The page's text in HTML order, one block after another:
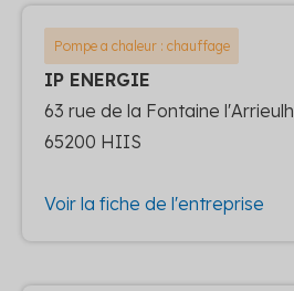
Pompe a chaleur : chauffage
IP ENERGIE
63 rue de la Fontaine l'Arrieulh
65200 HIIS
Voir la fiche de l'entreprise